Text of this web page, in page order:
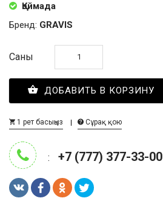
Қоймада
Бренд: GRAVIS
Саны
ДОБАВИТЬ В КОРЗИНУ
1 рет басыңыз Сұрақ қою
: +7 (777) 377-33-00